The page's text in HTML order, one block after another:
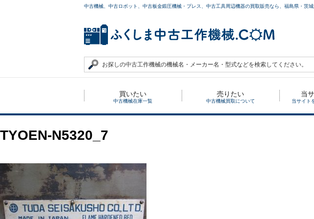
中古機械、中古ロボット、中古板金鍛圧機械・プレス、中古工具周辺機器の買取販売なら、福島県・茨
買いたい
中古機械在庫一覧
売りたい
中古機械買取について
当
当サイト
TYOEN-N5320_7